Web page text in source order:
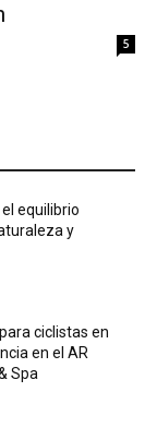
5
equilibrio
y
ciclistas en
en el AR
Spa